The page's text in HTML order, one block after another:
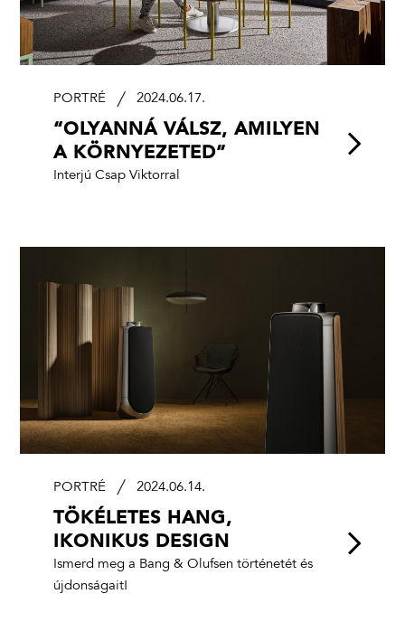
PORTRÉ 2024.06.17.
“OLYANNÁ VÁLSZ, AMILYEN
A KÖRNYEZETED”
Interjú Csap Viktorral
PORTRÉ 2024.06.14.
TÖKÉLETES HANG,
IKONIKUS DESIGN
Ismerd meg a Bang & Olufsen történetét és
újdonságait!